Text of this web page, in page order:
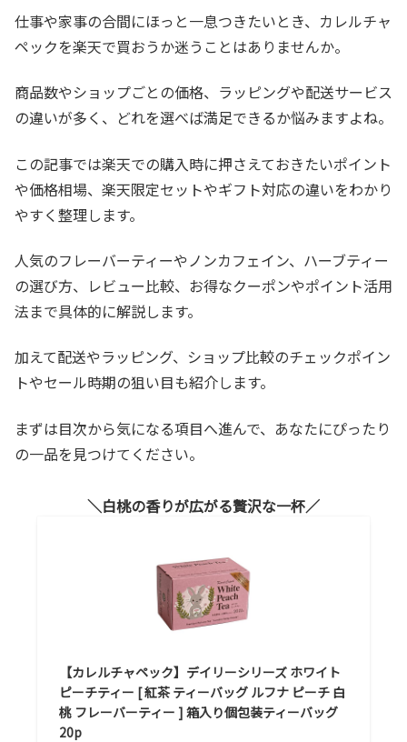
仕事や家事の合間にほっと一息つきたいとき、カレルチャ
ペックを楽天で買おうか迷うことはありませんか。
商品数やショップごとの価格、ラッピングや配送サービス
の違いが多く、どれを選べば満足できるか悩みますよね。
この記事では楽天での購入時に押さえておきたいポイント
や価格相場、楽天限定セットやギフト対応の違いをわかり
やすく整理します。
人気のフレーバーティーやノンカフェイン、ハーブティー
の選び方、レビュー比較、お得なクーポンやポイント活用
法まで具体的に解説します。
加えて配送やラッピング、ショップ比較のチェックポイン
トやセール時期の狙い目も紹介します。
まずは目次から気になる項目へ進んで、あなたにぴったり
の一品を見つけてください。
白桃の香りが広がる贅沢な一杯
【カレルチャペック】デイリーシリーズ ホワイト
ピーチティー [ 紅茶 ティーバッグ ルフナ ピーチ 白
桃 フレーバーティー ] 箱入り個包装ティーバッグ
20p